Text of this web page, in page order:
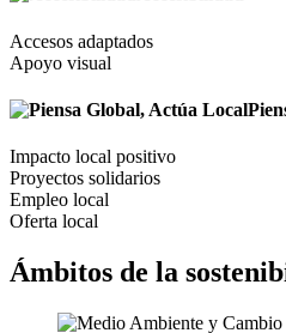
Accesos adaptados
Apoyo visual
Impacto local positivo
Proyectos solidarios
Empleo local
Oferta local
Ámbitos de la